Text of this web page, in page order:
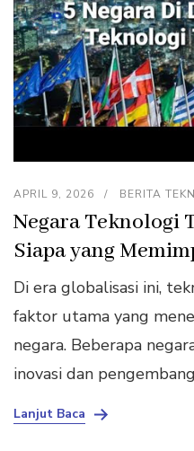
APRIL 9, 2026 BERITA
Negara Teknologi
Siapa yang
Di era globalisasi ini,
faktor utama yang
negara. Beberapa
inovasi dan
Lanjut Baca